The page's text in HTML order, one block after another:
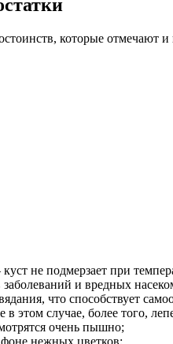
которые
не подмерзает при
и вредных
что способствует
в этом случае, более того,
очень пышно;